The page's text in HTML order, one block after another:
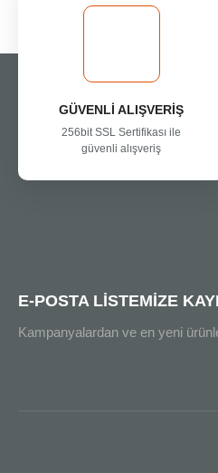
Bu ürüne benzer farklı alternatifler
GÜVENLİ ALIŞVERİŞ
256bit SSL Sertifikası ile
güvenli alışveriş
E-POSTA LİSTEMİZE
Kampanyalardan ve en yeni